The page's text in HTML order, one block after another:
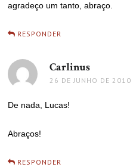
agradeço um tanto, abraço.
RESPONDER
Carlinus
26 DE JUNHO DE
De nada, Lucas!
Abraços!
RESPONDER